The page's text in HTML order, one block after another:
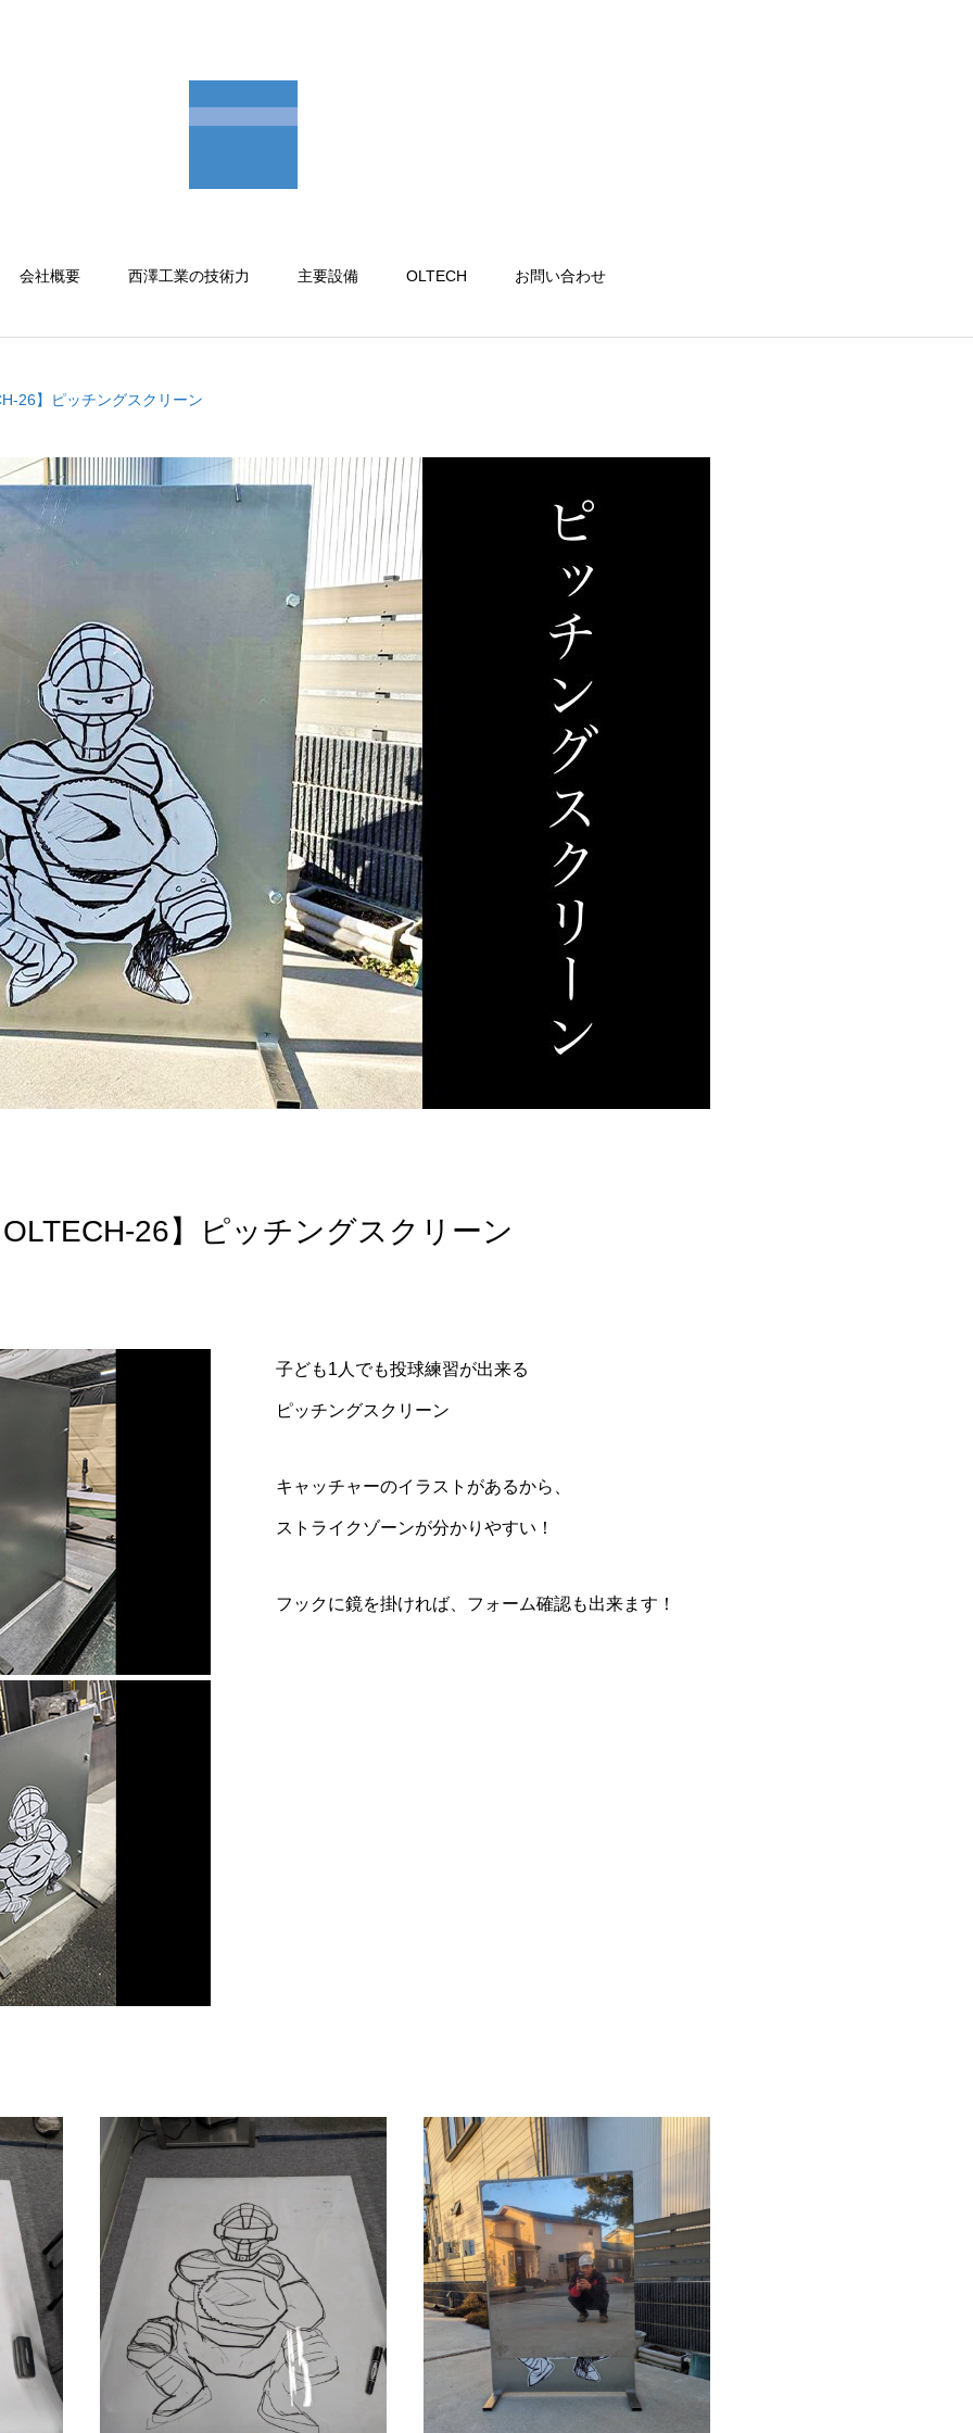
会社概要 西澤工業の技術力 主要設備 OLTECH お問い合わせ
26】ピッチングスクリーン
26】ピッチングスクリーン
子ども1人でも投球練習が出来る
ピッチングスクリーン
キャッチャーのイラストがあるから、
ストライクゾーンが分かりやすい！
フックに鏡を掛ければ、フォーム確認も出来ます！